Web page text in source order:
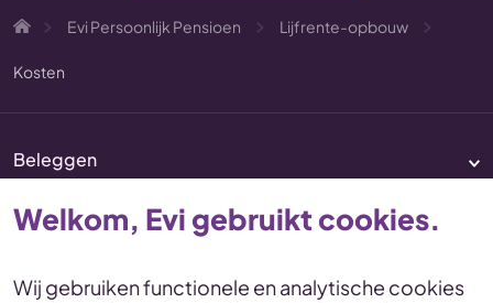
Evi Persoonlijk Pensioen Lijfrente-opbouw
Kosten
Beleggen
Vermogenscoaching
Welkom, Evi gebruikt cookies.
Wij gebruiken functionele en analytische cookies